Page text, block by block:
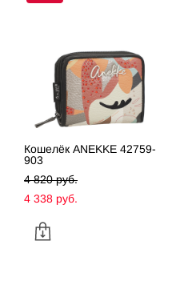
Кошелёк ANEKKE 42759-
903
4 820 pуб.
4 338 pуб.